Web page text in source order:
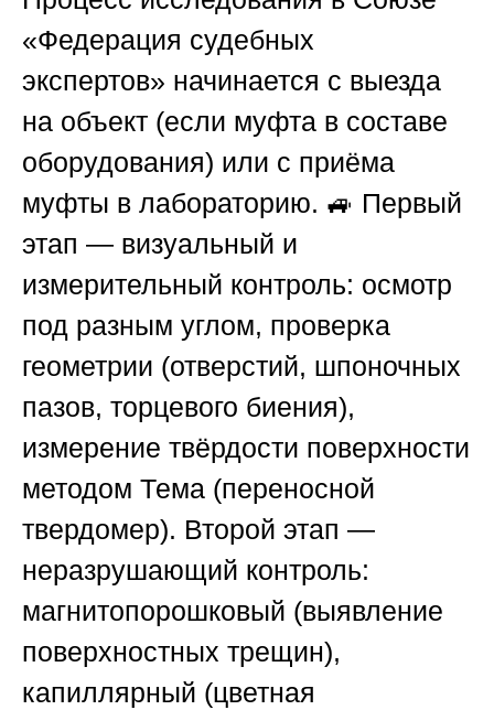
«Федерация судебных
экспертов» начинается с выезда
на объект (если муфта в составе
оборудования) или с приёма
муфты в лабораторию. 🚙 Первый
этап — визуальный и
измерительный контроль: осмотр
под разным углом, проверка
геометрии (отверстий, шпоночных
пазов, торцевого биения),
измерение твёрдости поверхности
методом Тема (переносной
твердомер). Второй этап —
неразрушающий контроль:
магнитопорошковый (выявление
поверхностных трещин),
капиллярный (цветная